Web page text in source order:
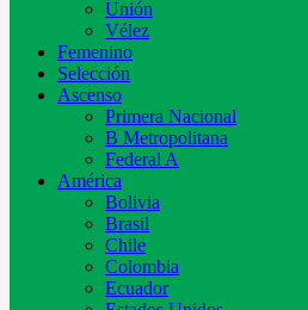
Unión
Vélez
Femenino
Selección
Ascenso
Primera Nacional
B Metropolitana
Federal A
América
Bolivia
Brasil
Chile
Colombia
Ecuador